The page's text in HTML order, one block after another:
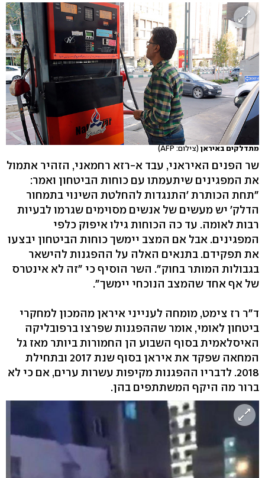
מתדלקים באיראן (צילום: AFP)
שר הפנים האיראני, עבד א-רזא רחמאני, הזהיר אתמול
את המפגינים שיתעמתו עם כוחות הביטחון ואמר:
"תחת הכותרת 'התנגדות להחלטת השינוי בתמחור
הדלק' יש מעשים של אנשים מסוימים שגרמו לבעיות
רבות לאומה. עד כה הכוחות גילו איפוק כלפי
המפגינים. אבל אם המצב יימשך כוחות הביטחון יבצעו
את תפקידם. בתנאים האלה על ההפגנות להישאר
בגבולות המותר בחוק". השר הוסיף כי "זה לא אינטרס
של אף אחד שהמצב הנוכחי יימשך".
ד"ר רז צימט, מומחה לענייני איראן מהמכון למחקרי
ביטחון לאומי, אומר שההפגנות שפרצו ברפובליקה
האיסלאמית בסוף השבוע הן החמורות ביותר מאז גל
המחאה שפקד את איראן בסוף שנת 2017 ובתחילת
2018. לדבריו ההפגנות מקיפות עשרות ערים, אם כי לא
ברור מה היקף המשתתפים בהן.